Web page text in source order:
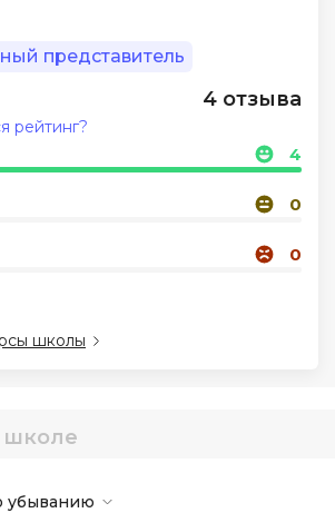
представитель
4 отзыва
4
0
0
рейтинг?
школы
убыванию
языки